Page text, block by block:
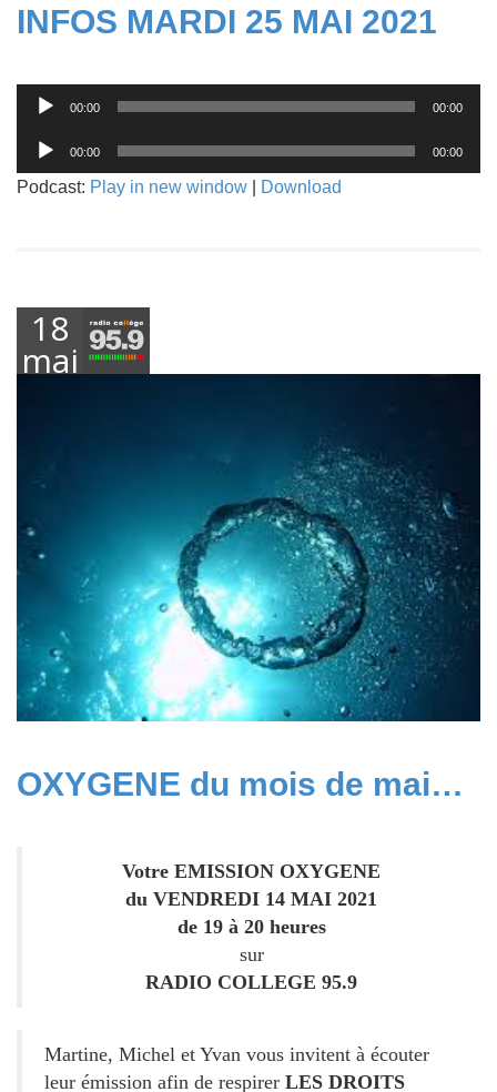
INFOS MARDI 25 MAI 2021
Lecteur
audio
00:00 00:00
Lecteur
audio
00:00 00:00
Podcast: Play in new window Download
18
mai
OXYGENE du mois de mai…
Votre EMISSION OXYGENE
du VENDREDI ‌14 MAI 2021
de 19 à 20 heures
sur
RADIO COLLEGE 95.9
Martine, Michel et Yvan vous invitent à écouter
leur émission afin de respirer LES DROITS